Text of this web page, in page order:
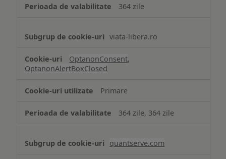
364 zile
viata-libera.ro
OptanonConsent,
OptanonAlertBoxClosed
Primare
364 zile, 364 zile
quantserve.com